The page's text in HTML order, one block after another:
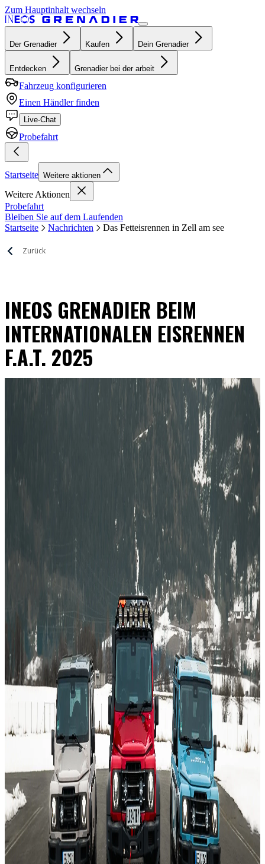
Zum Hauptinhalt wechseln
Der Grenadier Kaufen Dein Grenadier
Entdecken Grenadier bei der arbeit
Fahrzeug konfigurieren
Einen Händler finden
Live-Chat
Probefahrt
Startseite Weitere aktionen
Weitere Aktionen
Probefahrt
Bleiben Sie auf dem Laufenden
Startseite
Nachrichten Das Fetteisrennen in Zell am see
Zurück
INEOS GRENADIER BEIM
INTERNATIONALEN EISRENNEN
F.A.T. 2025